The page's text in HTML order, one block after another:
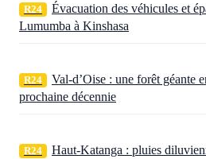
R24
Évacuation des véhicules et
Lumumba à Kinshasa
R24
Val-d’Oise : une forêt géante
prochaine décennie
R24
Haut-Katanga : pluies